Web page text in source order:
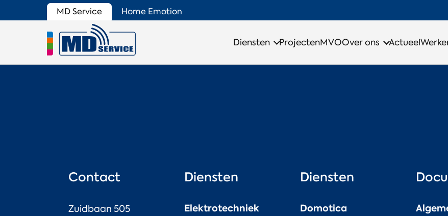
MD Service Home Emotion
Diensten ProjectenMVOOver ons Actueel
Contact
Zuidbaan 505
Diensten
Elektrotechniek
Diensten
Domotica